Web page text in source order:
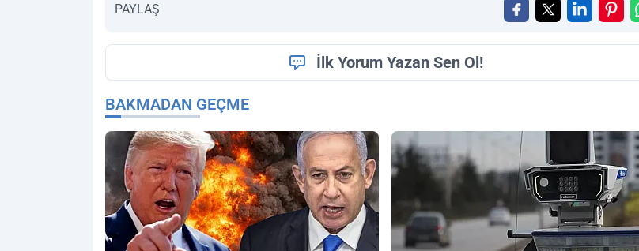
PAYLAŞ
İlk Yorum Yazan Sen Ol!
BAKMADAN GEÇME